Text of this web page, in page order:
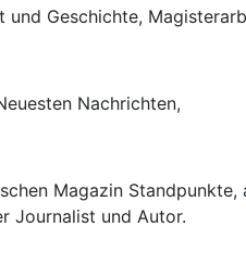
Geschichte,
Nachrichten,
Magazin
Journalist und Autor.